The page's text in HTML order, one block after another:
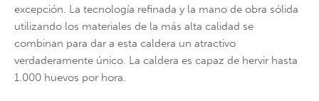
Have any questions?
+44 1234 567 890
Drop us a line
info@yourdomain.com
excepción. La tecnología refinada y la mano de obra sólida
utilizando los materiales de la más alta calidad se
combinan para dar a esta caldera un atractivo
verdaderamente único. La caldera es capaz de hervir hasta
1.000 huevos por hora.